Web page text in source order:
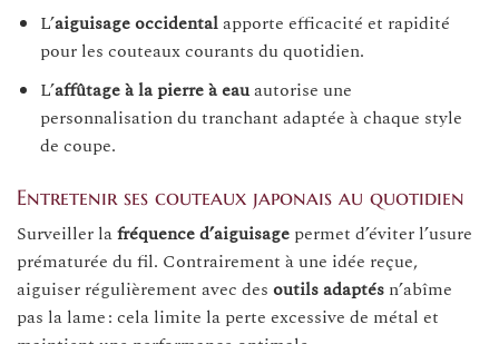
L’aiguisage occidentalapporte efficacité et rapidité
pour les couteaux courants du quotidien.
L’affûtage à la pierre à eauautorise une
personnalisation du tranchant adaptée à chaque style
de coupe.
Entretenir ses couteaux japonais au quotidien
Surveiller lafréquence d’aiguisage permet d’éviter l’usure
prématurée du fil. Contrairement à une idée reçue,
aiguiser régulièrement avec des outils adaptés n’abîme
pas la lame : cela limite la perte excessive de métal et